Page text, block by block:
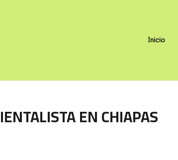
Inicio
EN CHIAPAS